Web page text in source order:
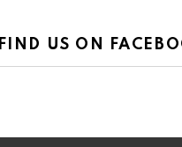
FIND US ON